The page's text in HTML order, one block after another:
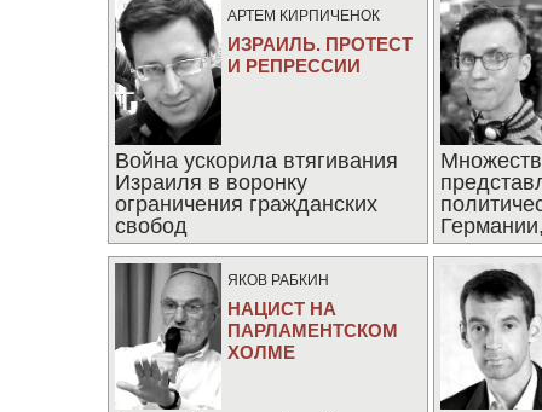
АРТЕМ КИРПИЧЕНОК
ИЗРАИЛЬ. ПРОТЕСТ
И РЕПРЕССИИ
Война ускорила втягивания
Израиля в воронку
ограничения гражданских
свобод
ЯКОВ РАБКИН
НАЦИСТ НА
ПАРЛАМЕНТСКОМ
ХОЛМЕ